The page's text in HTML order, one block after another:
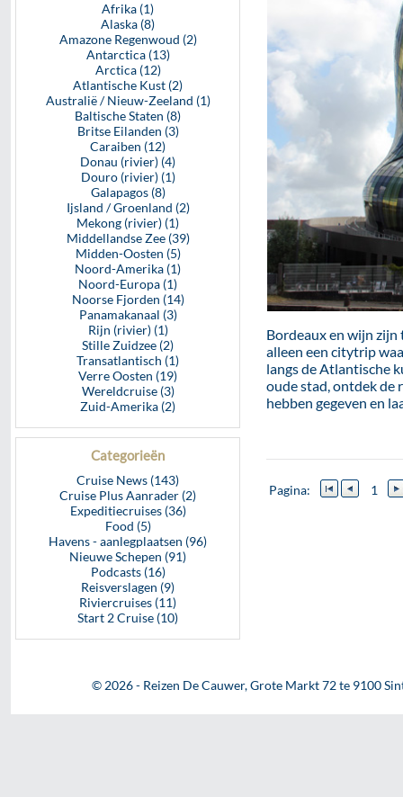
Afrika (1)
Alaska (8)
Amazone Regenwoud (2)
Antarctica (13)
Arctica (12)
Atlantische Kust (2)
Australië / Nieuw-Zeeland (1)
Baltische Staten (8)
Britse Eilanden (3)
Caraiben (12)
Donau (rivier) (4)
Douro (rivier) (1)
Galapagos (8)
Ijsland / Groenland (2)
Mekong (rivier) (1)
Middellandse Zee (39)
Midden-Oosten (5)
Noord-Amerika (1)
Noord-Europa (1)
Noorse Fjorden (14)
Panamakanaal (3)
Rijn (rivier) (1)
Stille Zuidzee (2)
Transatlantisch (1)
Verre Oosten (19)
Wereldcruise (3)
Zuid-Amerika (2)
Categorieën
Cruise News (143)
Cruise Plus Aanrader (2)
Expeditiecruises (36)
Food (5)
Havens - aanlegplaatsen (96)
Nieuwe Schepen (91)
Podcasts (16)
Reisverslagen (9)
Riviercruises (11)
Start 2 Cruise (10)
Bordeaux en wijn zijn
alleen een citytrip
langs de Atlantische
oude stad, ontdek de
hebben gegeven en
Pagina: 1
© 2026 - Reizen De Cauwer, Grote Markt 72 te 9100